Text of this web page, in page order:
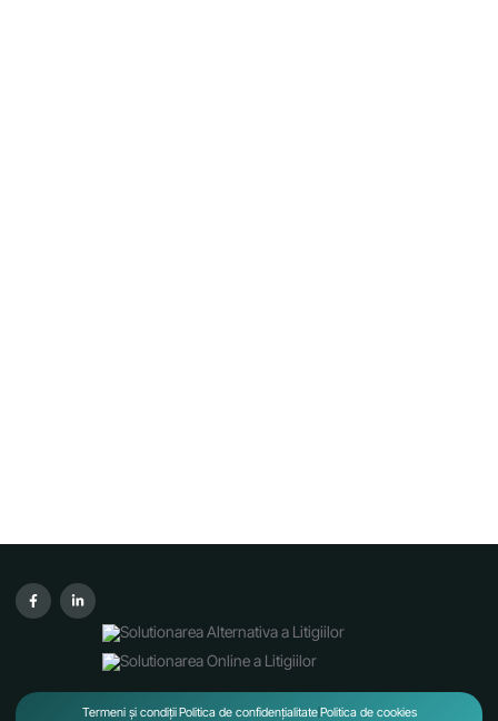
Termeni și condițiiPolitica de confidențialitatePolitica de cookies